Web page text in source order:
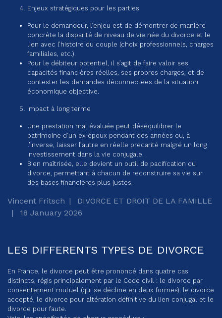
Enjeux stratégiques pour les parties
Pour le demandeur, l’enjeu est de démontrer de manière
concrète la disparité de niveau de vie née du divorce et le
lien avec l’histoire du couple (choix professionnels, charges
familiales, etc.).
Pour le débiteur potentiel, il s’agit de faire valoir ses
capacités financières réelles, ses propres charges, et de
contester les demandes déconnectées de la situation
économique objective.
Impact à long terme
Une prestation mal évaluée peut déséquilibrer le
patrimoine d’un ex‑époux pendant des années ou, à
l’inverse, laisser l’autre en réelle précarité malgré un long
investissement dans la vie conjugale.
Bien maîtrisée, elle devient un outil de pacification du
divorce, permettant à chacun de reconstruire sa vie sur
des bases financières plus justes.
Vincent Fritsch
DIVORCE ET DROIT DE LA FAMILLE
18 January 2026
LES DIFFERENTS TYPES DE DIVORCE
En France, le divorce peut être prononcé dans quatre cas
distincts, régis principalement par le Code civil : le divorce par
consentement mutuel (qui se décline en deux formes), le divorce
accepté, le divorce pour altération définitive du lien conjugal et le
divorce pour faute.